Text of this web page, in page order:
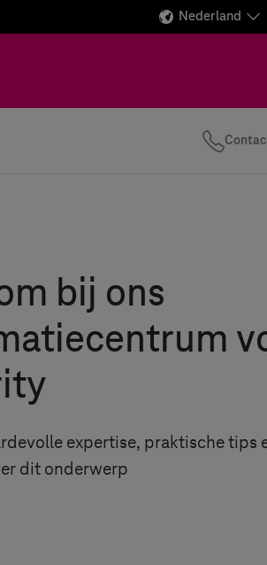
Nederland
bij ons
expertise, praktische tips
dit onderwerp